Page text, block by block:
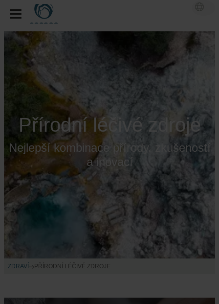
Přírodní léčivé zdroje
Nejlepší kombinace přírody, zkušeností
a inovací
ZDRAVÍ PŘÍRODNÍ LÉČIVÉ ZDROJE